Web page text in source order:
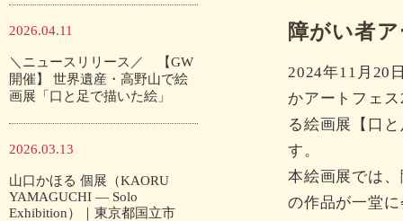
2026.04.11
＼ニュースリリース／ 【GW
開催】 世界遺産・高野山で絵
画展「口と足で描いた絵」
2026.03.13
山口かほる 個展（KAORU
YAMAGUCHI — Solo
Exhibition）｜東京都国立市
障がい者
2024年11月20
かアートフェ
る絵画展【口
す。
本絵画展では
の作品が一堂